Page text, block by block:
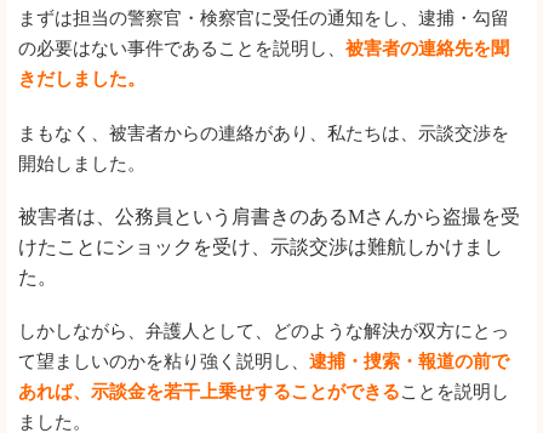
まずは担当の警察官・検察官に受任の通知をし、逮捕・勾留
の必要はない事件であることを説明し、 被害者の連絡先を聞
きだしました。
まもなく、被害者からの連絡があり、私たちは、示談交渉を
開始しました。
被害者は、公務員という肩書きのあるMさんから盗撮を受
けたことにショックを受け、示談交渉は難航しかけまし
た。
しかしながら、弁護人として、どのような解決が双方にとっ
て望ましいのかを粘り強く説明し、 逮捕・捜索・報道の前で
あれば、示談金を若干上乗せすることができることを説明し
ました。